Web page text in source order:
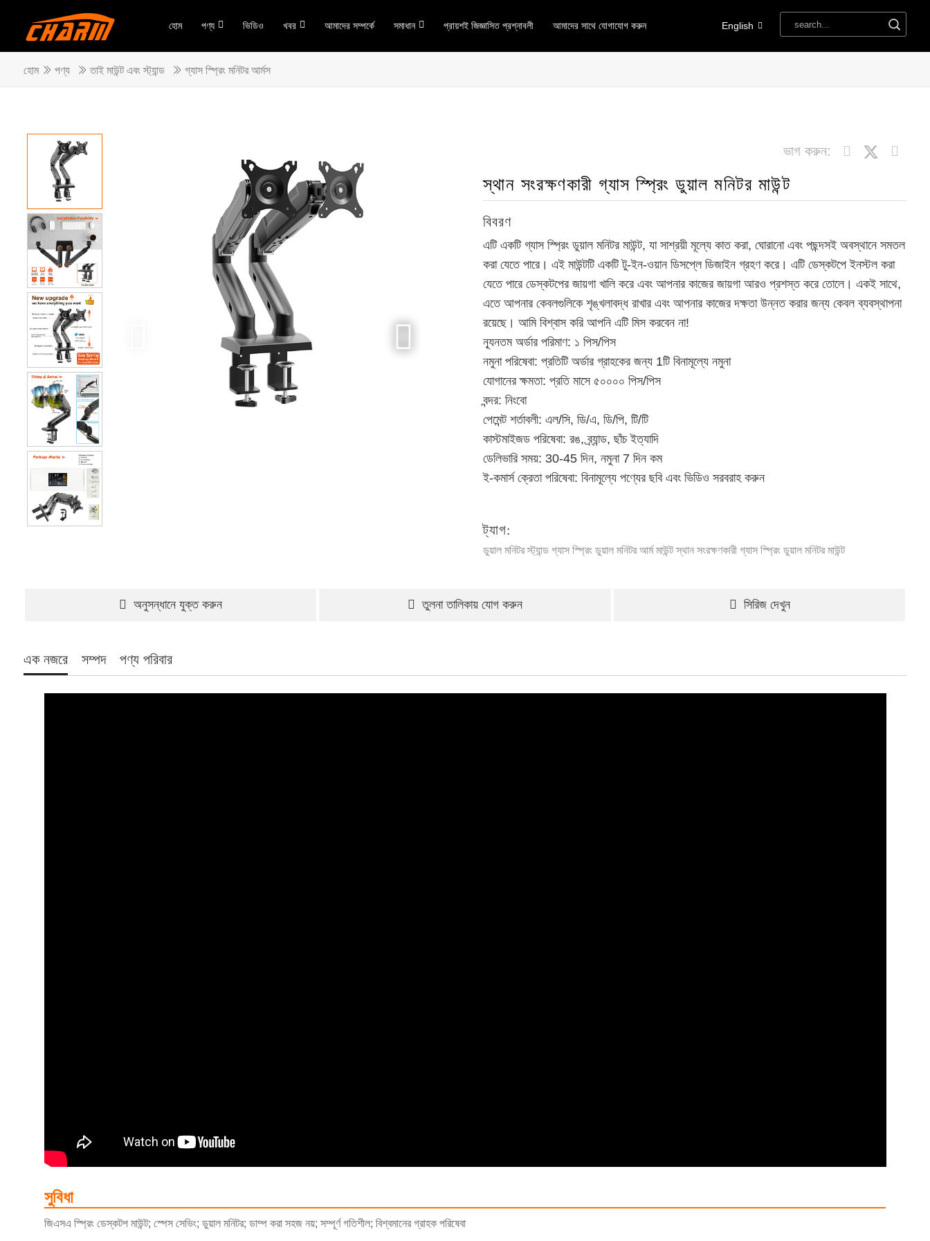
হোম পণ্য ভিডিও খবর আমাদের সম্পর্কে সমাধান প্রায়শই জিজ্ঞাসিত প্রশ্নাবলী আমাদের সাথে যোগাযোগ করুন English
হোম পণ্য তাই মাউন্ট এবং স্ট্যান্ড গ্যাস স্প্রিং মনিটর আর্মস
ভাগ করুন:
স্থান সংরক্ষণকারী গ্যাস স্প্রিং ডুয়াল মনিটর মাউন্ট
বিবরণ
এটি একটি গ্যাস স্প্রিং ডুয়াল মনিটর মাউন্ট, যা সাশ্রয়ী মূল্যে কাত করা, ঘোরানো এবং পছন্দসই অবস্থানে সমতল
করা যেতে পারে। এই মাউন্টটি একটি টু-ইন-ওয়ান ডিসপ্লে ডিজাইন গ্রহণ করে। এটি ডেস্কটপে ইনস্টল করা
যেতে পারে ডেস্কটপের জায়গা খালি করে এবং আপনার কাজের জায়গা আরও প্রশস্ত করে তোলে। একই সাথে,
এতে আপনার কেবলগুলিকে শৃঙ্খলাবদ্ধ রাখার এবং আপনার কাজের দক্ষতা উন্নত করার জন্য কেবল ব্যবস্থাপনা
রয়েছে। আমি বিশ্বাস করি আপনি এটি মিস করবেন না!
ন্যূনতম অর্ডার পরিমাণ: ১ পিস/পিস
নমুনা পরিষেবা: প্রতিটি অর্ডার গ্রাহকের জন্য 1টি বিনামূল্যে নমুনা
যোগানের ক্ষমতা: প্রতি মাসে ৫০০০০ পিস/পিস
বন্দর: নিংবো
পেমেন্ট শর্তাবলী: এল/সি, ডি/এ, ডি/পি, টি/টি
কাস্টমাইজড পরিষেবা: রঙ, ব্র্যান্ড, ছাঁচ ইত্যাদি
ডেলিভারি সময়: 30-45 দিন, নমুনা 7 দিন কম
ই-কমার্স ক্রেতা পরিষেবা: বিনামূল্যে পণ্যের ছবি এবং ভিডিও সরবরাহ করুন
ট্যাগ:
ডুয়াল মনিটর স্ট্যান্ড গ্যাস স্প্রিং ডুয়াল মনিটর আর্ম মাউন্ট স্থান সংরক্ষণকারী গ্যাস স্প্রিং ডুয়াল মনিটর মাউন্ট
অনুসন্ধানে যুক্ত করুন তুলনা তালিকায় যোগ করুন সিরিজ দেখুন
এক নজরে সম্পদ পণ্য পরিবার
সুবিধা
জিএসএ স্প্রিং ডেস্কটপ মাউন্ট; স্পেস সেভিং; ডুয়াল মনিটর; ডাম্প করা সহজ নয়; সম্পূর্ণ গতিশীল; বিশ্বমানের গ্রাহক পরিষেবা